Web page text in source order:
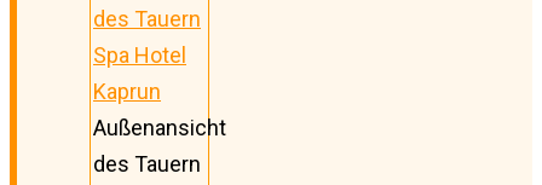
Außenansicht
des Tauern